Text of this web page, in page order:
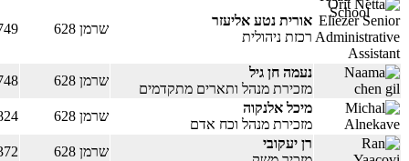
אורית נטע אליעזר
רכזת ניהולית
שרמן 628
נעמה חן גיל
מזכירת מנהל ותארים מתקדמים
שרמן 628
מיכל אלנקוה
מזכירת מנהל וכח אדם
שרמן 628
רן יעקובי
שרמן 628